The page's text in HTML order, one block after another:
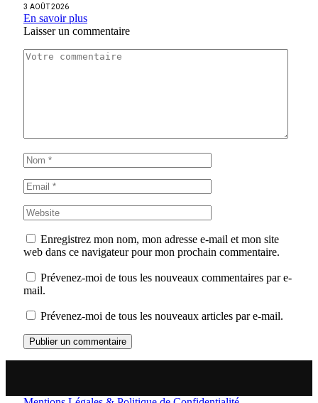
3 AOÛT 2026
En savoir plus
Laisser un commentaire
Enregistrez mon nom, mon adresse e-mail et mon site
web dans ce navigateur pour mon prochain commentaire.
Prévenez-moi de tous les nouveaux commentaires par e-
mail.
Prévenez-moi de tous les nouveaux articles par e-mail.